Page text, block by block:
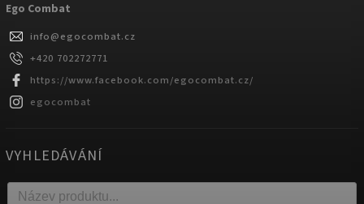
Ego Combat
info@egocombat.cz
+420 702272771
https://www.facebook.com/egocombat.cz/
egocombat
VYHLEDÁVÁNÍ